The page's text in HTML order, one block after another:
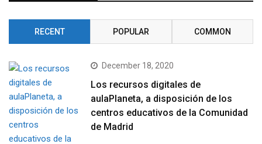
RECENT POPULAR COMMON
December 18, 2020
Los recursos digitales de
aulaPlaneta, a disposición de los
centros educativos de la Comunidad
de Madrid